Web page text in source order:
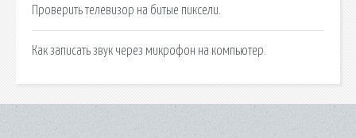
Проверить телевизор на битые пиксели.
Как записать звук через микрофон на компьютер.